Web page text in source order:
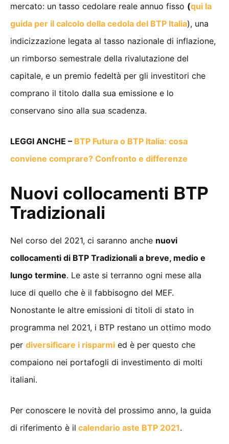
mercato: un tasso cedolare reale annuo fisso (qui la
guida per il calcolo della cedola del BTP Italia), una
indicizzazione legata al tasso nazionale di inflazione,
un rimborso semestrale della rivalutazione del
capitale, e un premio fedeltà per gli investitori che
comprano il titolo dalla sua emissione e lo
conservano sino alla sua scadenza.
LEGGI ANCHE – BTP Futura o BTP Italia: cosa
conviene comprare? Confronto e differenze
Nuovi collocamenti BTP
Tradizionali
Nel corso del 2021, ci saranno anche nuovi
collocamenti di BTP Tradizionali a breve, medio e
lungo termine. Le aste si terranno ogni mese alla
luce di quello che è il fabbisogno del MEF.
Nonostante le altre emissioni di titoli di stato in
programma nel 2021, i BTP restano un ottimo modo
per diversificare i risparmi ed è per questo che
compaiono nei portafogli di investimento di molti
italiani.
Per conoscere le novità del prossimo anno, la guida
di riferimento è il calendario aste BTP 2021.